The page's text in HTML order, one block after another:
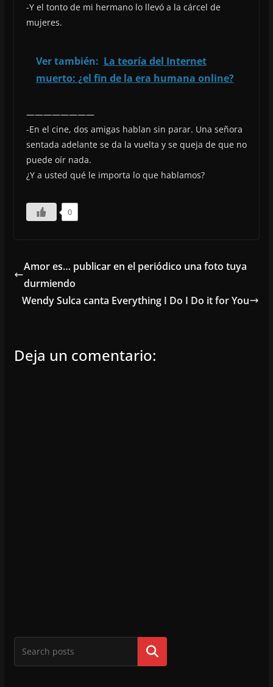
-Y el tonto de mi hermano lo llevó a la cárcel de
mujeres.
Ver también: La teoría del Internet
muerto: ¿el fin de la era humana online?
————————
-En el cine, dos amigas hablan sin parar. Una señora
sentada adelante se da la vuelta y se queja de que no
puede oír nada.
¿Y a usted qué le importa lo que hablamos?
0
Amor es… publicar en el periódico una foto tuya
durmiendo
Wendy Sulca canta Everything I Do I Do it for You
Deja un comentario:
Buscar